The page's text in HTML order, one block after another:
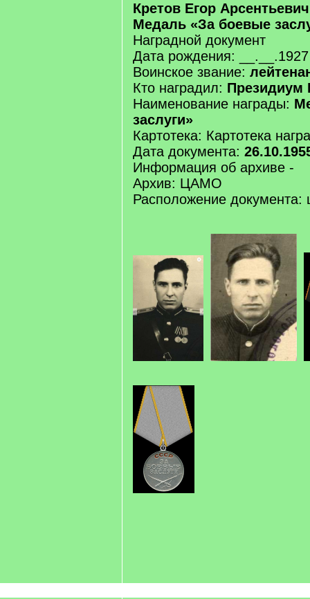
Кретов Егор Арсентьевич
Медаль «За боевые
Наградной документ
Дата рождения: __.__.1927
Воинское звание:
Кто наградил:
Наименование награды:
заслуги»
Картотека: Картотека
Дата документа:
Информация об архиве -
Архив: ЦАМО
Расположение